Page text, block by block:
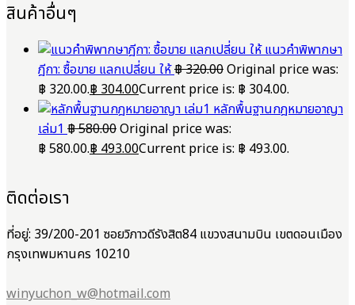
สินค้าอื่นๆ
แนวคำพิพากษา
ฎีกา: ซื้อขาย แลกเปลี่ยน ให้฿320.00Original price was:
฿ 320.00.฿304.00Current price is: ฿ 304.00.
หลักพื้นฐานกฎหมายอาญา
เล่ม1฿580.00Original price was:
฿ 580.00.฿493.00Current price is: ฿ 493.00.
ติดต่อเรา
ที่อยู่: 39/200-201 ซอยวิภาวดีรังสิต84 แขวงสนามบิน เขตดอนเมือง
กรุงเทพมหานคร 10210
winyuchon_w@hotmail.com